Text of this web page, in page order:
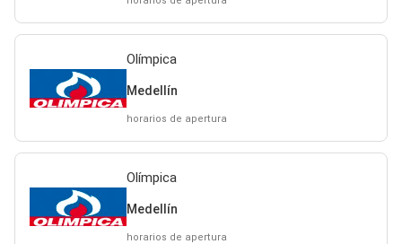
Olímpica
Medellín
horarios de apertura
Olímpica
Medellín
horarios de apertura